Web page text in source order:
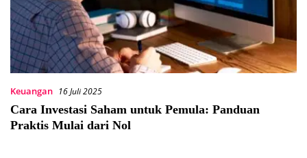
Keuangan 16 Juli 2025
Cara Investasi Saham untuk Pemula: Panduan
Praktis Mulai dari Nol